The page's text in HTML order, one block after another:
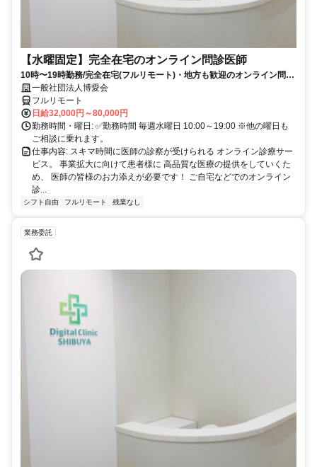
【水曜固定】完全在宅のオンライン問診医師
10時〜19時勤務/完全在宅(フルリモート)・地方も歓迎のオンライン問診
業務一般社団法人博愛会
フルリモート
日給32,000円～80,000円
勤務時間・曜日: ✅勤務時間 毎週水曜日 10:00～19:00 ※他の曜日も
ご相談に乗れます。
仕事内容: スキマ時間に医師の診察が受けられる オンライン診療サー
ビス。 事業拡大に向けて患者様に 高品質な医療の提供をしていくた
め、 医師の皆様のお力添えが必要です！ ご自宅などでのオンライン
診...
シフト自由 フルリモート 残業なし
業務委託